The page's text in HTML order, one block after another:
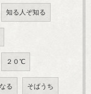
知る人ぞ知る
２０℃
る そばうち